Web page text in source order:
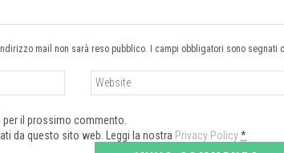
mail non sarà reso pubblico. I campi obbligatori sono segnati
il prossimo commento.
da questo sito web. Leggi la nostra Privacy Policy*